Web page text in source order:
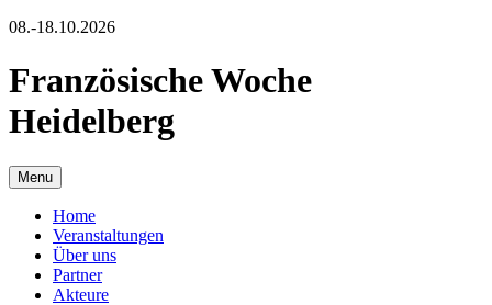
08.-18.10.2026
Französische Woche
Heidelberg
Menu
Home
Veranstaltungen
Über uns
Partner
Akteure